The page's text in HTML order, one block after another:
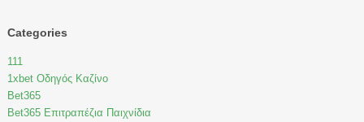
Categories
111
1xbet Οδηγός Καζίνο
Bet365
Bet365 Επιτραπέζια Παιχνίδια